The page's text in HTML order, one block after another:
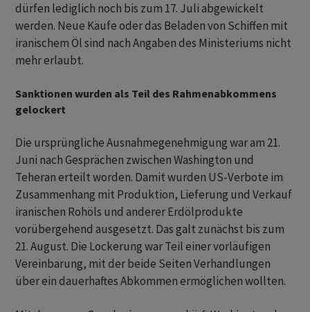
dürfen lediglich noch bis zum 17. Juli abgewickelt
werden. Neue Käufe oder das Beladen von Schiffen mit
iranischem Öl sind nach Angaben des Ministeriums nicht
mehr erlaubt.
Sanktionen wurden als Teil des Rahmenabkommens
gelockert
Die ursprüngliche Ausnahmegenehmigung war am 21.
Juni nach Gesprächen zwischen Washington und
Teheran erteilt worden. Damit wurden US-Verbote im
Zusammenhang mit Produktion, Lieferung und Verkauf
iranischen Rohöls und anderer Erdölprodukte
vorübergehend ausgesetzt. Das galt zunächst bis zum
21. August. Die Lockerung war Teil einer vorläufigen
Vereinbarung, mit der beide Seiten Verhandlungen
über ein dauerhaftes Abkommen ermöglichen wollten.